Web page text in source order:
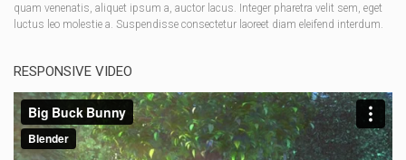
quam venenatis, aliquet ipsum a, auctor lacus. Integer pharetra velit sem, eget
luctus leo molestie a. Suspendisse consectetur laoreet diam eleifend interdum.
RESPONSIVE VIDEO